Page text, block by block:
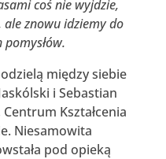
coś nie wyjdzie,
ale znowu idziemy do
między siebie
i Sebastian
Centrum Kształcenia
Niesamowita
pod opieką